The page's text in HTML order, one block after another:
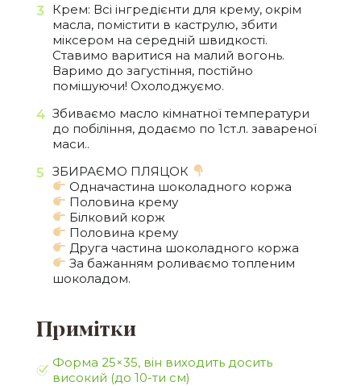
Крем: Всі інгредієнти для крему, окрім
масла, помістити в каструлю, збити
міксером на середній швидкості.
Ставимо варитися на малий вогонь.
Варимо до загустіння, постійно
помішуючи! Охолоджуємо.
Збиваємо масло кімнатної температури
до побіління, додаємо по 1ст.л. завареної
маси..
ЗБИРАЄМО ПЛЯЦОК
Одначастина шоколадного коржа
Половина крему
Білковий корж
Половина крему
Друга частина шоколадного коржа
За бажанням роливаємо топленим
шоколадом.
Примітки
Форма 25×35, він виходить досить
високий (до 10-ти см)